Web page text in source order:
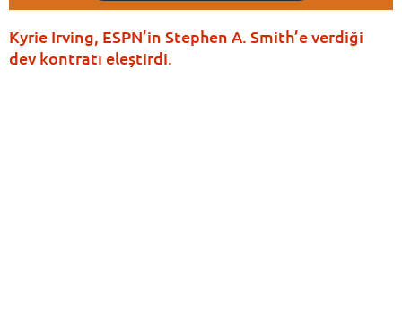
Kyrie Irving, ESPN’in Stephen A. Smith’e verdiği
dev kontratı eleştirdi.